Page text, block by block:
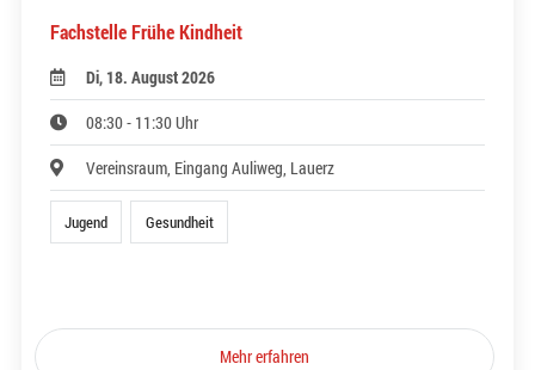
Fachstelle Frühe Kindheit
Di, 18. August 2026
08:30 - 11:30 Uhr
Vereinsraum, Eingang Auliweg, Lauerz
Jugend Gesundheit
Mehr erfahren